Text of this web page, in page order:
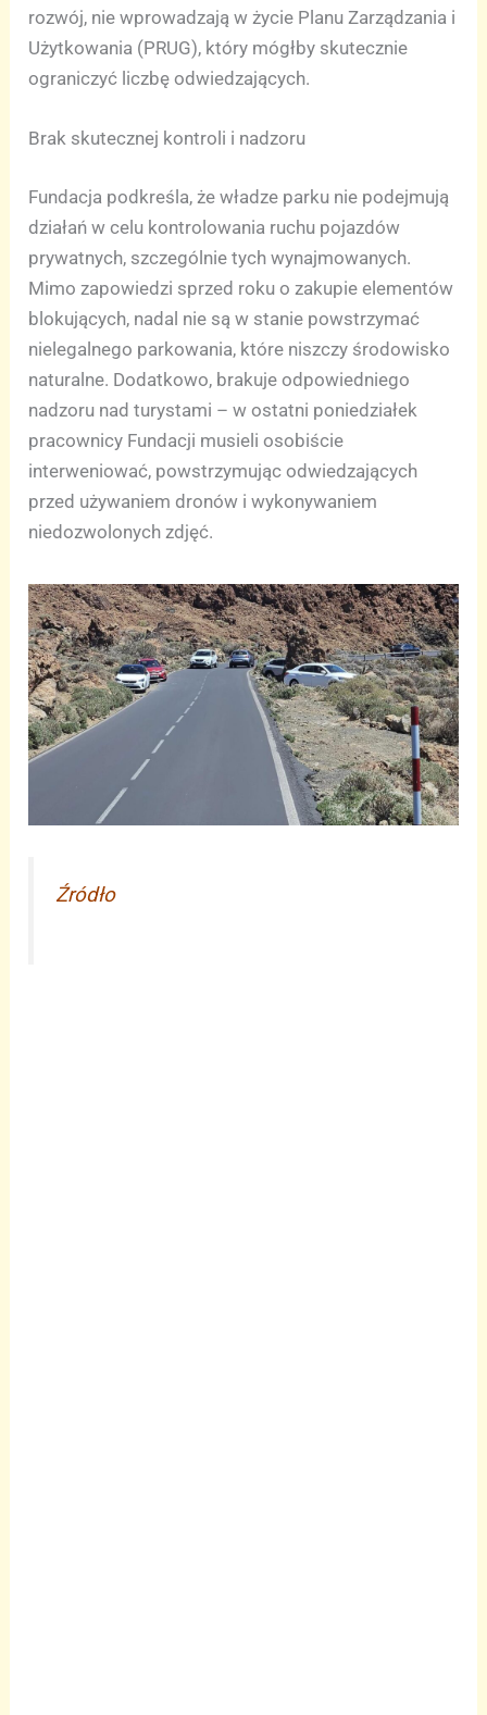
rozwój, nie wprowadzają w życie Planu Zarządzania i
Użytkowania (PRUG), który mógłby skutecznie
ograniczyć liczbę odwiedzających.
Brak skutecznej kontroli i nadzoru
Fundacja podkreśla, że władze parku nie podejmują
działań w celu kontrolowania ruchu pojazdów
prywatnych, szczególnie tych wynajmowanych.
Mimo zapowiedzi sprzed roku o zakupie elementów
blokujących, nadal nie są w stanie powstrzymać
nielegalnego parkowania, które niszczy środowisko
naturalne. Dodatkowo, brakuje odpowiedniego
nadzoru nad turystami – w ostatni poniedziałek
pracownicy Fundacji musieli osobiście
interweniować, powstrzymując odwiedzających
przed używaniem dronów i wykonywaniem
niedozwolonych zdjęć.
Źródło